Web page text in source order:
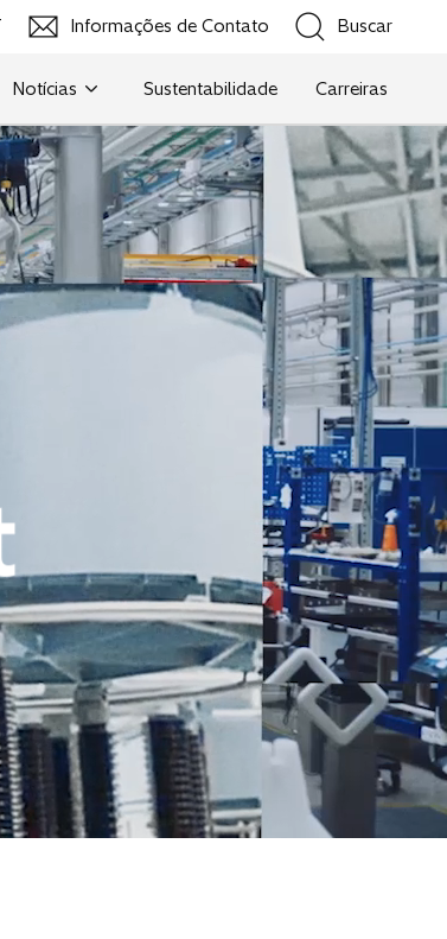
Informações de Contato
r
e
m
u
m
a
n
o
Buscar
Buscar
Notícias Sustentabilidade Carreiras